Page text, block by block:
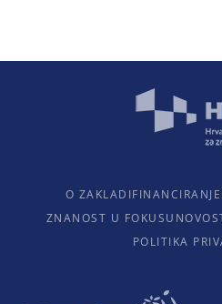
O ZAKLADIFINANCIRANJE
ZNANOST U FOKUSU
POLITIKA